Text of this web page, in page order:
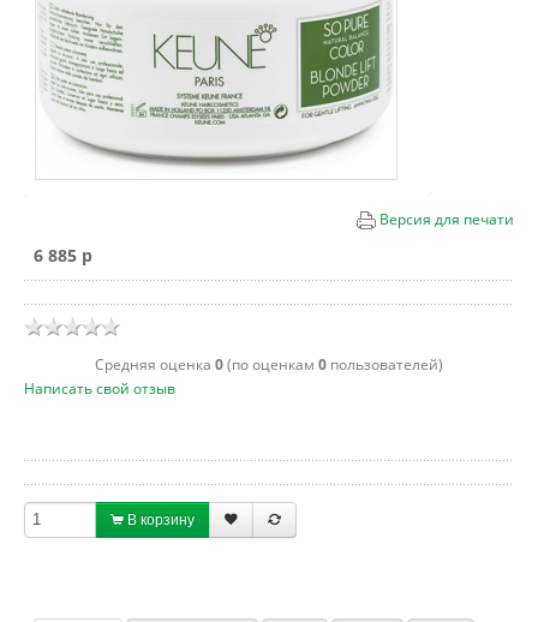
Версия для печати
6 885 p
Cредняя оценка 0(по оценкам 0 пользователей)
Написать свой отзыв
В корзину